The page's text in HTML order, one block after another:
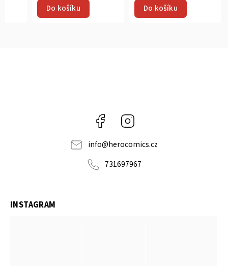
Do košíku Do košíku
Facebook
info@herocomics.cz
731697967
INSTAGRAM